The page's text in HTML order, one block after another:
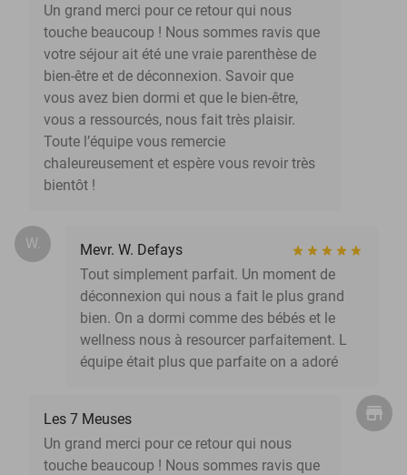
Un grand merci pour ce retour qui nous
touche beaucoup ! Nous sommes ravis que
votre séjour ait été une vraie parenthèse de
bien-être et de déconnexion. Savoir que
vous avez bien dormi et que le bien-être,
vous a ressourcés, nous fait très plaisir.
Toute l’équipe vous remercie
chaleureusement et espère vous revoir très
bientôt !
W.
Mevr. W. Defays
Tout simplement parfait. Un moment de
déconnexion qui nous a fait le plus grand
bien. On a dormi comme des bébés et le
wellness nous à resourcer parfaitement. L
équipe était plus que parfaite on a adoré
Les 7 Meuses
Un grand merci pour ce retour qui nous
touche beaucoup ! Nous sommes ravis que